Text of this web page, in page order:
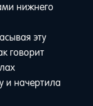
нижнего
эту
говорит
и начертила